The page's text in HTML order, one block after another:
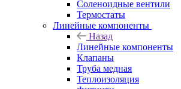
Соленоидные вентили
Термостаты
Линейные компоненты
Назад
Линейные компоненты
Клапаны
Труба медная
Теплоизоляция